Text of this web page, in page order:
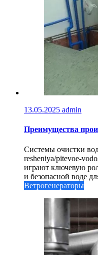
13.05.2025 admin
Преимущества
Системы очистки
resheniya/pitevoe-
играют ключевую
и безопасной воде
Ветрогенераторы